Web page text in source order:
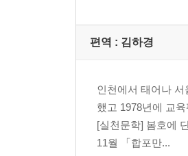
편역 : 김하경
인천에서 태어나
했고 1978년에 교
[실천문학] 봄호에
11월 「합포만...